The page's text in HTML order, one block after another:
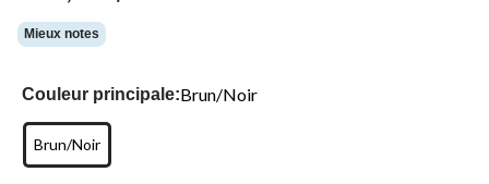
Mieux notes
Couleur principale:Brun/Noir
Brun/Noir